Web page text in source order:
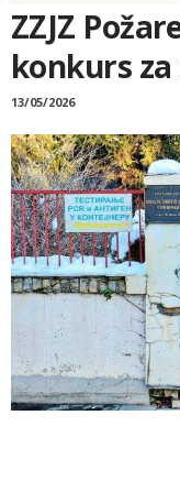
ZZJZ
konkurs
13/05/2026